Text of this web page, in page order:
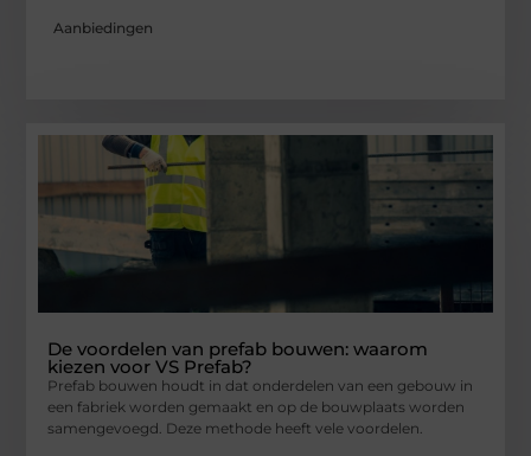
Aanbiedingen
De voordelen van prefab bouwen: waarom
kiezen voor VS Prefab?
Prefab bouwen houdt in dat onderdelen van een gebouw in
een fabriek worden gemaakt en op de bouwplaats worden
samengevoegd. Deze methode heeft vele voordelen.